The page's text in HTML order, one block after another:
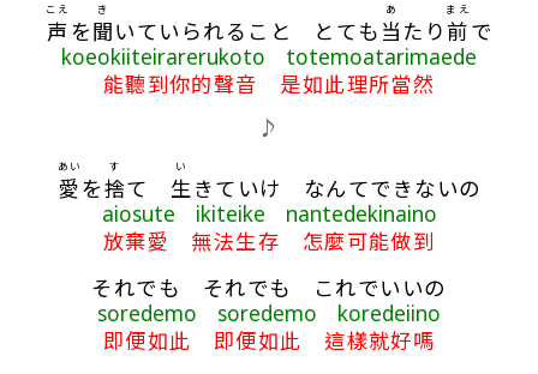
声
こえ
を聞
き
いていられること とても 当
あ
たり 前
まえ
で
koeokiiteirarerukoto totemoatarimaede
能聽到你的聲音 是如此理所當然
♪
愛
あい
を捨
す
て 生
い
きていけ なんてできないの
aiosute ikiteike nantedekinaino
放棄愛 無法生存 怎麼可能做到
それでも それでも これでいいの
soredemo soredemo koredeiino
即便如此 即便如此 這樣就好嗎